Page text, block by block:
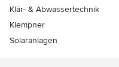
Klär- & Abwassertechnik
Klempner
Solaranlagen